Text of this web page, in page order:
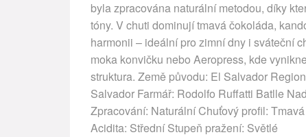
byla zpracována naturální metodou, díky
tóny. V chuti dominují tmavá čokoláda,
harmonii – ideální pro zimní dny i sváteční
moka konvičku nebo Aeropress, kde
struktura. Země původu: El Salvador
Salvador Farmář: Rodolfo Ruffatti Batlle
Zpracování: Naturální Chuťový profil:
Acidita: Střední Stupeň pražení: Světlé